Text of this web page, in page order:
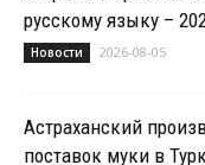
русскому языку –
Новости 2026-08-05
Астраханский
поставок муки в